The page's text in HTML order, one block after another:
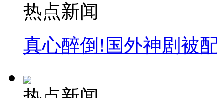
热点新闻
真心醉倒!国外神剧被